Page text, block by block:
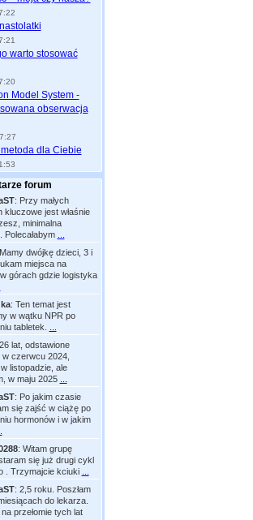
warto stosować
Model System -
obserwacja
metoda dla Ciebie
forum
: Przy małych
kluczowe jest właśnie
minimalna
Polecałabym
Mamy dwójkę dzieci, 3 i
miejsca na
górach gdzie logistyka
: Ten temat jest
w wątku NPR po
tabletek.
26 lat, odstawione
czerwcu 2024,
listopadzie, ale
w maju 2025
: Po jakim czasie
się zajść w ciążę po
hormonów i w jakim
: Witam grupę
się już drugi cykl
. Trzymajcie kciuki
: 2,5 roku. Poszłam
do lekarza.
przełomie tych lat